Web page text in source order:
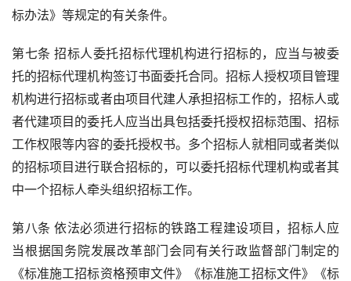
标办法》等规定的有关条件。
第七条 招标人委托招标代理机构进行招标的，应当与被委
托的招标代理机构签订书面委托合同。招标人授权项目管理
机构进行招标或者由项目代建人承担招标工作的，招标人或
者代建项目的委托人应当出具包括委托授权招标范围、招标
工作权限等内容的委托授权书。多个招标人就相同或者类似
的招标项目进行联合招标的，可以委托招标代理机构或者其
中一个招标人牵头组织招标工作。
第八条 依法必须进行招标的铁路工程建设项目，招标人应
当根据国务院发展改革部门会同有关行政监督部门制定的
《标准施工招标资格预审文件》《标准施工招标文件》《标